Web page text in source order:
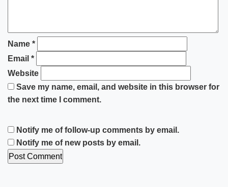
Name *
Email *
Website
Save my name, email, and website in this browser for
the next time I comment.
Notify me of follow-up comments by email.
Notify me of new posts by email.